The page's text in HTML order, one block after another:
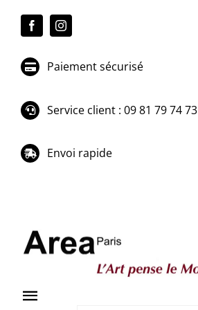
Paiement sécurisé
Service client : 09 81 79 74 73
Envoi rapide